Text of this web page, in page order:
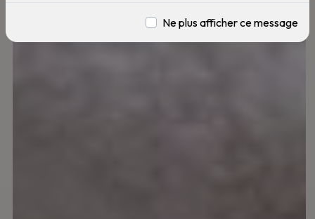
Ne plus afficher ce message